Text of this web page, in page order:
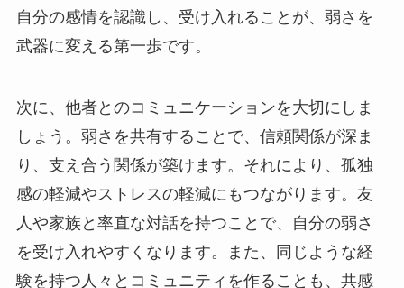
自分の感情を認識し、受け入れることが、弱さを
武器に変える第一歩です。
次に、他者とのコミュニケーションを大切にしま
しょう。弱さを共有することで、信頼関係が深ま
り、支え合う関係が築けます。それにより、孤独
感の軽減やストレスの軽減にもつながります。友
人や家族と率直な対話を持つことで、自分の弱さ
を受け入れやすくなります。また、同じような経
験を持つ人々とコミュニティを作ることも、共感